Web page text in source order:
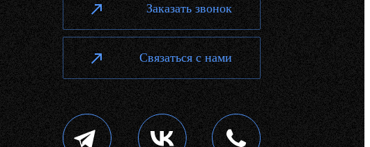
Заказать звонок
Связаться с нами